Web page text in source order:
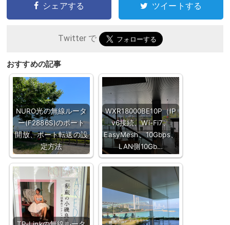
シェアする ツイートする
Twitter で
おすすめの記事
NURO光の無線ルータ
ー(F2886S)のポート
開放、ポート転送の設
定方法
WXR18000BE10P（IP
v6接続、Wi-Fi7、
EasyMesh、10Gbps、
LAN側10Gb…